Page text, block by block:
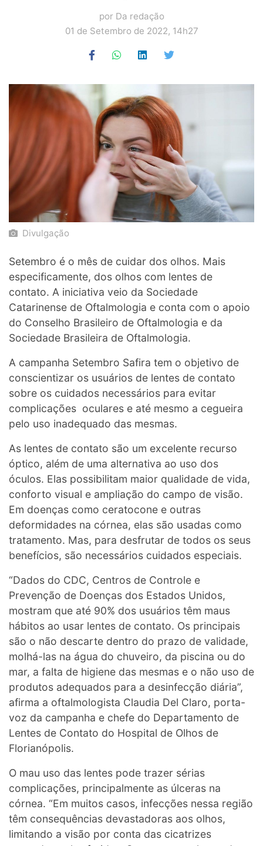
por Da redação
01 de Setembro de 2022, 14h27
Divulgação
Setembro é o mês de cuidar dos olhos. Mais
especificamente, dos olhos com lentes de
contato. A iniciativa veio da Sociedade
Catarinense de Oftalmologia e conta com o apoio
do Conselho Brasileiro de Oftalmologia e da
Sociedade Brasileira de Oftalmologia.
A campanha Setembro Safira tem o objetivo de
conscientizar os usuários de lentes de contato
sobre os cuidados necessários para evitar
complicações oculares e até mesmo a cegueira
pelo uso inadequado das mesmas.
As lentes de contato são um excelente recurso
óptico, além de uma alternativa ao uso dos
óculos. Elas possibilitam maior qualidade de vida,
conforto visual e ampliação do campo de visão.
Em doenças como ceratocone e outras
deformidades na córnea, elas são usadas como
tratamento. Mas, para desfrutar de todos os seus
benefícios, são necessários cuidados especiais.
“Dados do CDC, Centros de Controle e
Prevenção de Doenças dos Estados Unidos,
mostram que até 90% dos usuários têm maus
hábitos ao usar lentes de contato. Os principais
são o não descarte dentro do prazo de validade,
molhá-las na água do chuveiro, da piscina ou do
mar, a falta de higiene das mesmas e o não uso de
produtos adequados para a desinfecção diária”,
afirma a oftalmologista Claudia Del Claro, porta-
voz da campanha e chefe do Departamento de
Lentes de Contato do Hospital de Olhos de
Florianópolis.
O mau uso das lentes pode trazer sérias
complicações, principalmente as úlceras na
córnea. “Em muitos casos, infecções nessa região
têm consequências devastadoras aos olhos,
limitando a visão por conta das cicatrizes